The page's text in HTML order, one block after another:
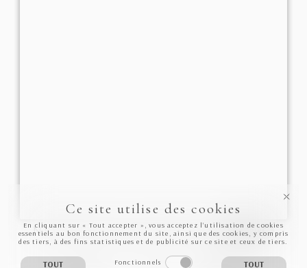
NEWSLETTER S'INSCRIRE
Ce site utilise des cookies
En cliquant sur « Tout accepter », vous acceptez l’utilisation de cookies
essentiels au bon fonctionnement du site, ainsi que des cookies, y compris
des tiers, à des fins statistiques et de publicité sur ce site et ceux de tiers.
TOUT
Fonctionnels
TOUT